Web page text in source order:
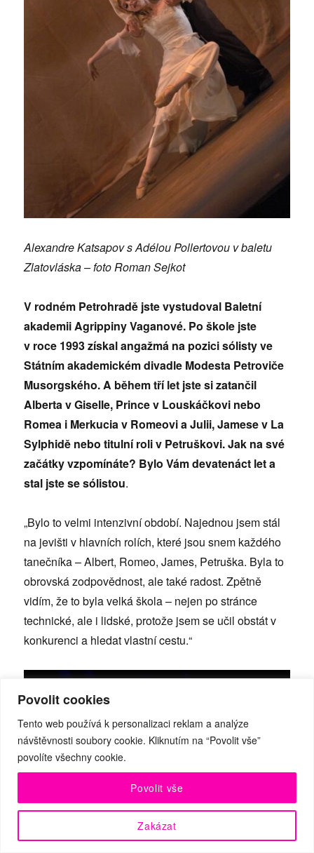
Povolit cookies
Tento web používá k personalizaci reklam a analýze
návštěvnosti soubory cookie. Kliknutím na “Povolit vše”
povolíte všechny cookie.
Zakázat
Povolit vše
Alexandre Katsapov s Adélou Pollertovou v baletu
Zlatovláska – foto Roman Sejkot
V rodném Petrohradě jste vystudoval Baletní
akademii Agrippiny Vaganové. Po škole jste
v roce 1993 získal angažmá na pozici sólisty ve
Státním akademickém divadle Modesta Petroviče
Musorgského. A během tří let jste si zatančil
Alberta v Giselle, Prince v Louskáčkovi nebo
Romea i Merkucia v Romeovi a Julii, Jamese v La
Sylphidě nebo titulní roli v Petruškovi. Jak na své
začátky vzpomínáte? Bylo Vám devatenáct let a
stal jste se sólistou.
„Bylo to velmi intenzivní období. Najednou jsem stál
na jevišti v hlavních rolích, které jsou snem každého
tanečníka – Albert, Romeo, James, Petruška. Byla to
obrovská zodpovědnost, ale také radost. Zpětně
vidím, že to byla velká škola – nejen po stránce
technické, ale i lidské, protože jsem se učil obstát v
konkurenci a hledat vlastní cestu.“